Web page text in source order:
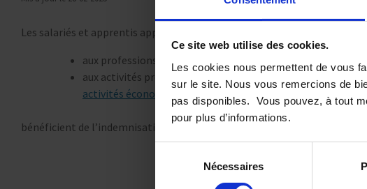
Ce site web utilise des cookies.
Les cookies nous permettent de vous
sur le site. Nous vous remercions de
pas disponibles. Vous pouvez, à tout
pour plus d’informations.
consentement
Nécessaires
Les salariés et apprentis appartenant :
aux professions visées à l’article
du code du travail
aux activités professionnelles mentionnées par le décret du
activités économiques
bénéficient de l’indemnisation pour intempéries quels que soient le